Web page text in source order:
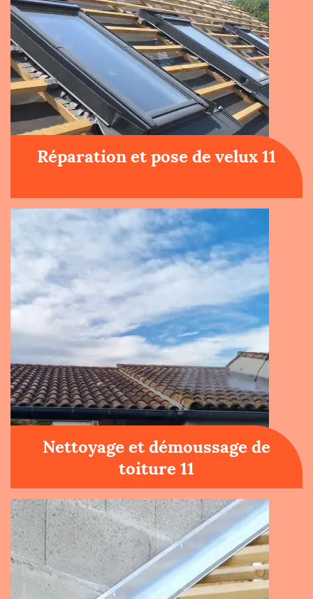
Réparation et pose de velux 11
Nettoyage et démoussage de
toiture 11